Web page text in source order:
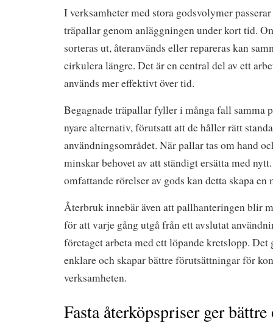
I verksamheter med stora godsvolymer
träpallar genom anläggningen under kort tid.
sorteras ut, återanvänds eller repareras kan
cirkulera längre. Det är en central del av ett
används mer effektivt över tid.
Begagnade träpallar fyller i många fall samma
nyare alternativ, förutsatt att de håller rätt
användningsområdet. När pallar tas om hand
minskar behovet av att ständigt ersätta med
omfattande rörelser av gods kan detta skapa
Återbruk innebär även att pallhanteringen blir
för att varje gång utgå från ett avslutat
företaget arbeta med ett löpande kretslopp. Det
enklare och skapar bättre förutsättningar för
verksamheten.
Fasta återköpspriser ger